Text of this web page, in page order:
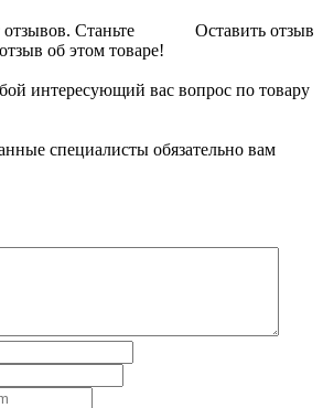
Оставить отзыв
Станьте
об этом товаре!
интересующий вас вопрос по товару
специалисты обязательно вам